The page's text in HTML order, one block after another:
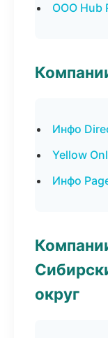
ООО Hub
Инфо
Yellow
Инфо
округ